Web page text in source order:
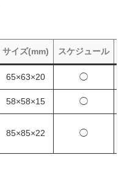
サイズ(mm) スケジュール
65×63×20 ◯
58×58×15 ◯
85×85×22 ◯